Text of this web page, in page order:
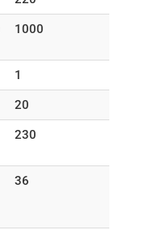
1000
1
20
230
36